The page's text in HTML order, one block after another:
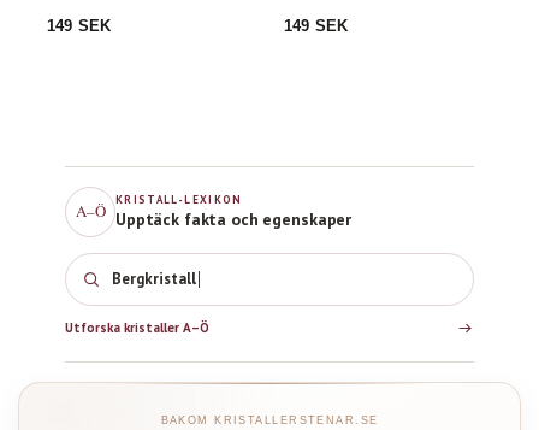
A–Ö
KRISTALL-LEXIKON
Upptäck fakta och egenskaper
Bergkristall
Utforska kristaller A–Ö
BAKOM KRISTALLERSTENAR.SE
149 SEK 149 SEK